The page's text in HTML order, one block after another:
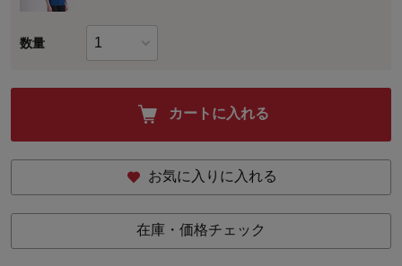
数量
カートに入れる
お気に入りに入れる
在庫・価格チェック